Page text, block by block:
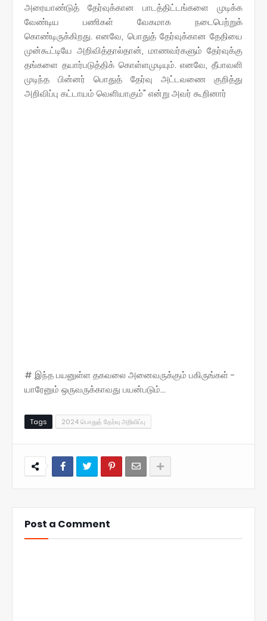
அரையாண்டுத் தேர்வுக்கான பாடத்திட்டங்களை முடிக்க
வேண்டிய பணிகள் வேகமாக நடைபெற்றுக்
கொண்டிருக்கிறது. எனவே, பொதுத் தேர்வுக்கான தேதியை
முன்கூட்டியே அறிவித்தால்தான், மாணவர்களும் தேர்வுக்கு
தங்களை தயார்படுத்திக் கொள்ளமுடியும். எனவே, தீபாவளி
முடிந்த பின்னர் பொதுத் தேர்வு அட்டவணை குறித்து
அறிவிப்பு கட்டாயம் வெளியாகும்" என்று அவர் கூறினார்
# இந்த பயனுள்ள தகவலை அனைவருக்கும் பகிருங்கள் -
யாரேனும் ஒருவருக்காவது பயன்படும்...
Tags 2024 பொதுத் தேர்வு அறிவிப்பு
Post a Comment